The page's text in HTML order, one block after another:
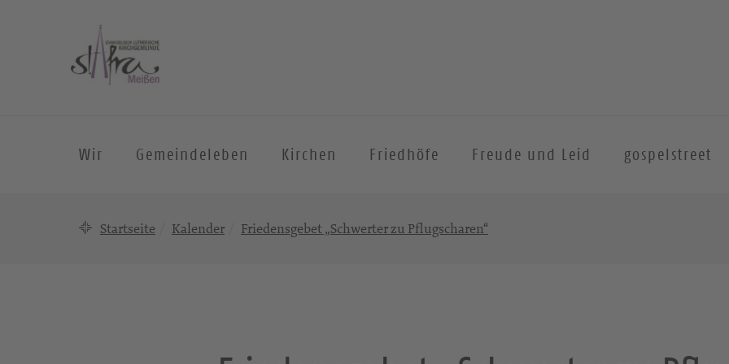
Wir Gemeindeleben Kirchen Friedhöfe Freude und Leid gospelstreet
Startseite Kalender Friedensgebet „Schwerter zu Pflugscharen“